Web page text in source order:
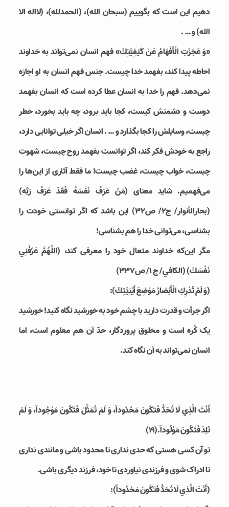
دهیم این است که بگوییم (سبحان الله)، (الحمدلله)، (لااله الا
الله) و … .
«وَ عَجَزَتِ الْأَفْهَامُ عَنْ كَيْفِيَّتِكَ» فهم انسان نمی‌تواند به خداوند
احاطه پیدا کند، بفهمد خدا چیست. جنس فهم انسان به او اجازه‌
نمی‌دهد. فهم را خدا به انسان عطا کرده است که انسان بفهمد
دوست و دشمنش کیست، کجا باید برود، چه باید بخورد، خطر
چیست، وسایلش را کجا بگذارد و … . انسان اگر خیلی توانایی دارد،
راجع به خودش فکر کند، اگر توانست بفهمد روح چیست، شهوت
چیست، خواب چیست، غضب چیست! ما فقط آثاری از این‌ها را
می‌فهمیم. شاید معنای (مَنْ عَرَفَ نَفْسَهُ فَقَدْ عَرَفَ رَبَّه‏)
(بحارالأنوار/ ج۲/ ص۳۲) این باشد که اگر توانستی خودت را
بشناسی، می‌توانی خدا را هم بشناسی!
مگر این‌که خداوند متعال خود را معرفی کند، (اللَّهُمَّ عَرِّفْنِي
نَفْسَكَ) (الكافي/ ج ۱/ ص۳۳۷)
(وَ لَمْ تُدْرِكِ الْأَبْصَارُ مَوْضِعَ أَيْنِيَّتِكَ):
اگر جرأت و قدرت دارید با چشم خود به خورشید نگاه کنید! خورشید
یک کُره است و مخلوق پروردگار، حدّ آن هم معلوم است، اما
انسان نمی‌تواند به آن نگاه کند.
أَنْتَ الَّذِي لَا تُحَدُّ فَتَكُونَ مَحْدُوداً، وَ لَمْ تُمَثَّلْ فَتَكُونَ مَوْجُوداً، وَ لَمْ
تَلِدْ فَتَكُونَ مَوْلُوداً.(۱۹)
تو آن کسی هستی که حدی نداری تا محدود باشی و مانندی نداری
تا ادراک شوی و فرزندی نیاوردی تا خود، فرزند دیگری باشی.
(أَنْتَ الَّذِي لَا تُحَدُّ فَتَكُونَ مَحْدُوداً):